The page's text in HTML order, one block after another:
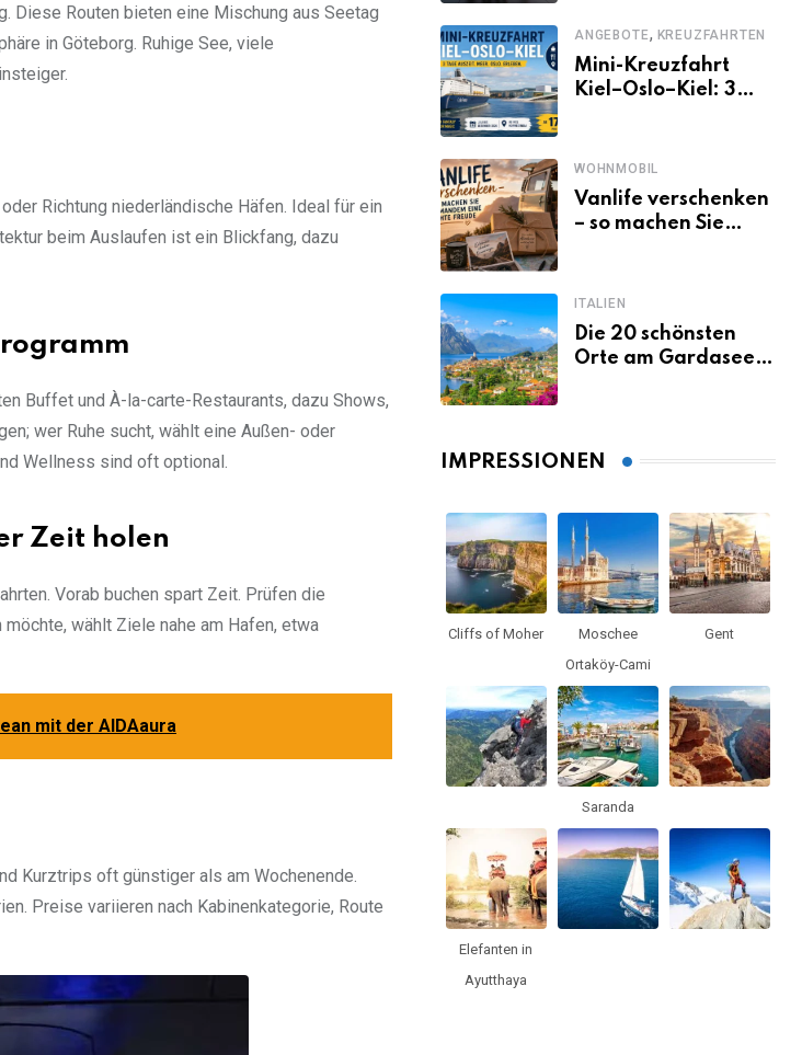
Diese Routen bieten eine Mischung aus Seetag
in Göteborg. Ruhige See, viele
Richtung niederländische Häfen. Ideal für ein
beim Auslaufen ist ein Blickfang, dazu
Buffet und À-la-carte-Restaurants, dazu Shows,
wer Ruhe sucht, wählt eine Außen- oder
Wellness sind oft optional.
Zeit holen
Vorab buchen spart Zeit. Prüfen die
wählt Ziele nahe am Hafen, etwa
mit der AIDAaura
Kurztrips oft günstiger als am Wochenende.
Preise variieren nach Kabinenkategorie, Route
ANGEBOTE, KREUZFAHRTEN
Mini-Kreuzfahrt
Kiel–Oslo–Kiel: 3
WOHNMOBIL
Vanlife verschenken
– so machen Sie
ITALIEN
Die 20 schönsten
Orte am Gardasee,
IMPRESSIONEN
Cliffs of Moher
Moschee
Ortaköy-Cami
Gent
Saranda
Elefanten in
Ayutthaya